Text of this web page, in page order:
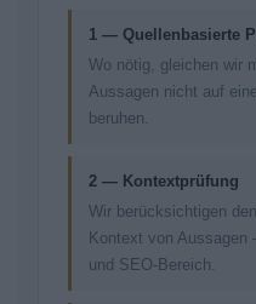
1 — Quellenbasierte
Wo nötig, gleichen wir
Aussagen nicht auf
beruhen.
2 — Kontextprüfung
Wir berücksichtigen
Kontext von
und SEO-Bereich.